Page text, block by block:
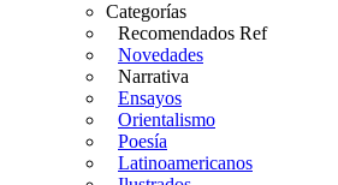
Categorías
Recomendados Ref
Novedades
Narrativa
Ensayos
Orientalismo
Poesía
Latinoamericanos